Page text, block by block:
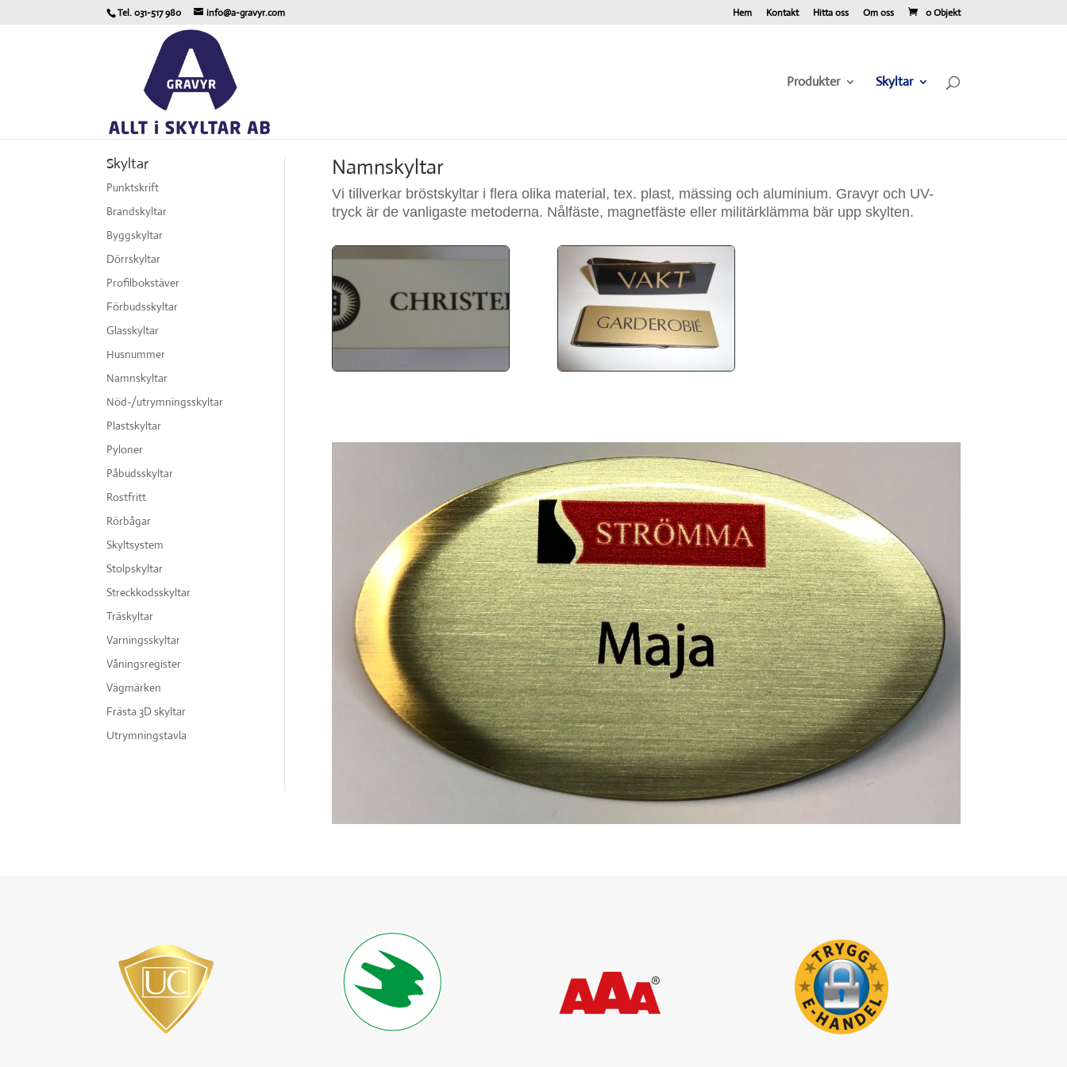
Tel. 031-517 980 info@a-gravyr.com Hem Kontakt Hitta oss Om oss 0 Objekt
Produkter Skyltar
Skyltar
Punktskrift
Brandskyltar
Byggskyltar
Dörrskyltar
Profilbokstäver
Förbudsskyltar
Glasskyltar
Husnummer
Namnskyltar
Nöd-/utrymningsskyltar
Plastskyltar
Pyloner
Påbudsskyltar
Rostfritt
Rörbågar
Skyltsystem
Stolpskyltar
Streckkodsskyltar
Träskyltar
Varningsskyltar
Våningsregister
Vägmärken
Frästa 3D skyltar
Utrymningstavla
Namnskyltar
Vi tillverkar bröstskyltar i flera olika material, tex. plast, mässing och aluminium. Gravyr och UV-
tryck är de vanligaste metoderna. Nålfäste, magnetfäste eller militärklämma bär upp skylten.